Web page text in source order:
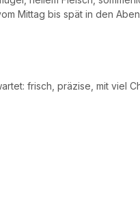
Mittag bis spät in den
frisch, präzise, mit viel